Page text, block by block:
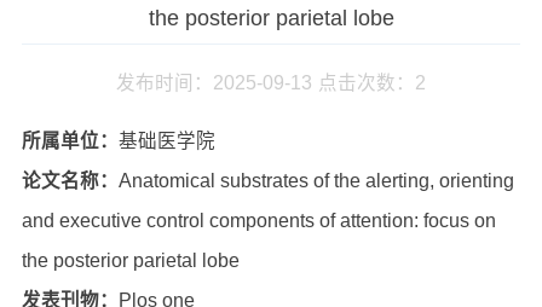
the posterior parietal lobe
发布时间：2025-09-13 点击次数： 2
所属单位： 基础医学院
论文名称： Anatomical substrates of the alerting, orienting
and executive control components of attention: focus on
the posterior parietal lobe
发表刊物：
Plos one